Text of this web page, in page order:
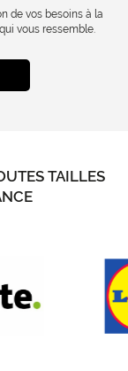
de vos besoins à la
vous ressemble.
TAILLES